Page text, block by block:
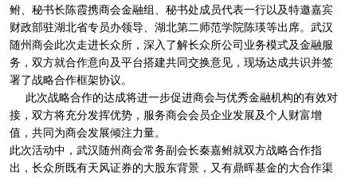
鲋、秘书长陈霞携商会金融组、秘书处成员代表一行以及特邀嘉宾
财政部驻湖北省专员办领导、湖北第二师范学院陈瑛等出席。武汉
随州商会此次走进长众所，深入了解长众所公司业务模式及金融服
务，双方就合作意向及平台搭建共同交换意见，现场达成共识并签
署了战略合作框架协议。
此次战略合作的达成将进一步促进商会与优秀金融机构的有效对
接，双方将充分发挥优势，服务商会会员企业发展及个人财富增
值，共同为商会发展倾注力量。
此次活动中，武汉随州商会常务副会长秦嘉鲋就双方战略合作指
出，长众所既有天风证券的大股东背景，又有鼎晖基金的大合作渠